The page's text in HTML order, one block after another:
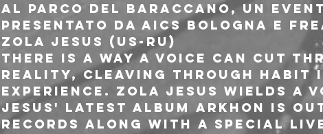
Al Parco del Baraccano, un
presentato da AICS Bologna e
ZOLA JESUS (US-RU)
There is a way a voice can cut
reality, cleaving through habit
experience. Zola Jesus wields
Jesus' latest album Arkhon is
Records along with a special